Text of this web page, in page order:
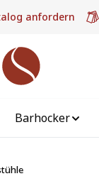
anfordern
Barhocker